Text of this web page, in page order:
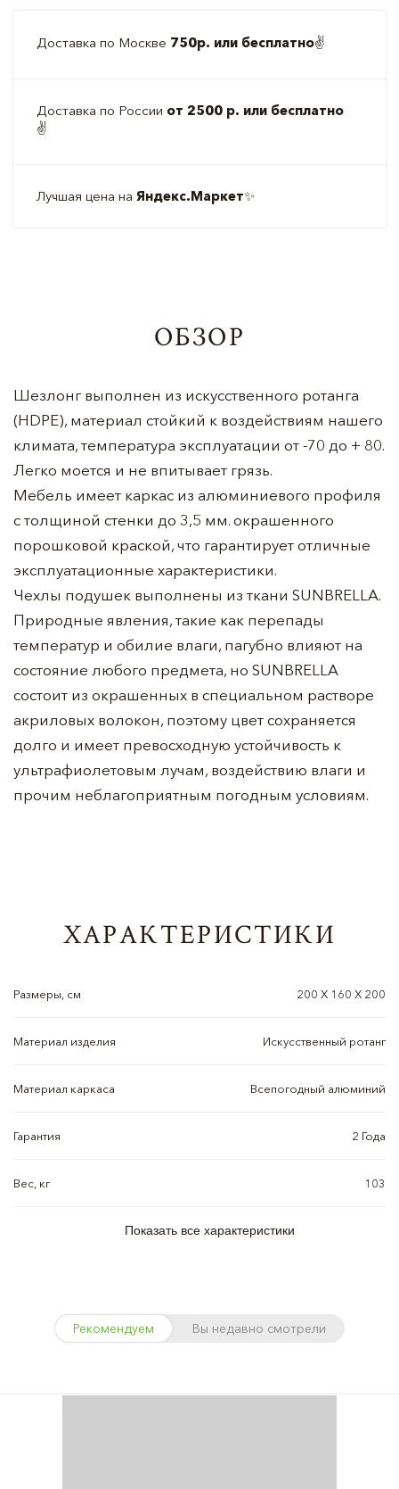
Доставка по Москве 750р. или бесплатно✌️
Доставка по России от 2500 р. или бесплатно
✌️
Лучшая цена на Яндекс.Маркет✨
ОБЗОР
Шезлонг выполнен из искусственного ротанга
(HDPE), материал стойкий к воздействиям нашего
климата, температура эксплуатации от -70 до + 80.
Легко моется и не впитывает грязь.
Мебель имеет каркас из алюминиевого профиля
с толщиной стенки до 3,5 мм. окрашенного
порошковой краской, что гарантирует отличные
эксплуатационные характеристики.
Чехлы подушек выполнены из ткани SUNBRELLA.
Природные явления, такие как перепады
температур и обилие влаги, пагубно влияют на
состояние любого предмета, но SUNBRELLA
состоит из окрашенных в специальном растворе
акриловых волокон, поэтому цвет сохраняется
долго и имеет превосходную устойчивость к
ультрафиолетовым лучам, воздействию влаги и
прочим неблагоприятным погодным условиям.
ХАРАКТЕРИСТИКИ
Размеры, см 200 Х 160 Х 200
Материал изделия Искусственный ротанг
Материал каркаса Всепогодный алюминий
Гарантия 2 Года
Вес, кг 103
Показать все характеристики
Рекомендуем Вы недавно смотрели